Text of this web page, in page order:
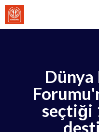
İçeriğe
atla
Dünya
seçtiği